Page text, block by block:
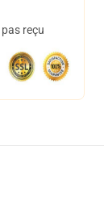
reçu